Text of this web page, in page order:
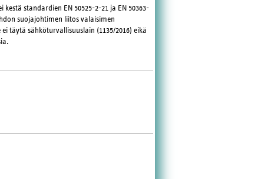
standardien EN 50525-2-21 ja EN 50363-
suojajohtimen liitos valaisimen
täytä sähköturvallisuuslain (1135/2016) eikä